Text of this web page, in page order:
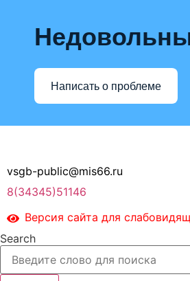
Написать о проблеме
содержимому
vsgb-public@mis66.ru
8(34345)51146
Версия сайта для
Search